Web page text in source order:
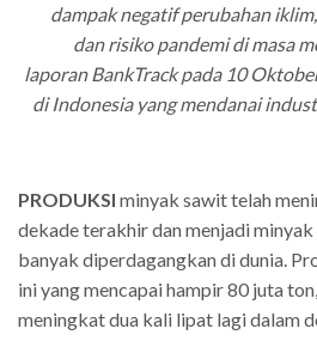
dampak negatif perubahan
dan risiko pandemi di masa
laporan BankTrack pada 10
di Indonesia yang mendanai
PRODUKSI minyak sawit telah
dekade terakhir dan menjadi
banyak diperdagangkan di dunia.
ini yang mencapai hampir 80 juta
meningkat dua kali lipat lagi dalam